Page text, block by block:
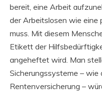
bereit, eine Arbeit
der Arbeitslosen wie eine
muss. Mit diesem
Etikett der
angeheftet wird. Man
Sicherungssysteme – wie
Rentenversicherung –